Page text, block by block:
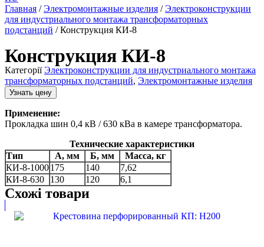
Главная /Электромонтажные изделия /Электроконструкции
для индустриального монтажа трансформаторных
подстанций / Конструкция КИ-8
Конструкция КИ-8
Категорії Электроконструкции для индустриального монтажа
трансформаторных подстанций, Электромонтажные изделия
Узнать цену
Применение:
Прокладка шин 0,4 кВ / 630 кВа в камере трансформатора.
Технические характеристики
Тип
А, мм Б, мм
Масса, кг
КИ-8-1000175 140
7,62
КИ-8-630
130 120 6,1
Схожі товари